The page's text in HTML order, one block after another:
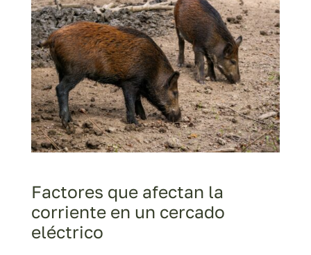
Factores que afectan la
corriente en un cercado
eléctrico